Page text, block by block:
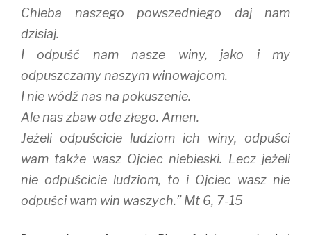
Chleba naszego powszedniego daj nam
dzisiaj.
I odpuść nam nasze winy, jako i my
odpuszczamy naszym winowajcom.
I nie wódź nas na pokuszenie.
Ale nas zbaw ode złego. Amen.
Jeżeli odpuścicie ludziom ich winy, odpuści
wam także wasz Ojciec niebieski. Lecz jeżeli
nie odpuścicie ludziom, to i Ojciec wasz nie
odpuści wam win waszych.” Mt 6, 7-15